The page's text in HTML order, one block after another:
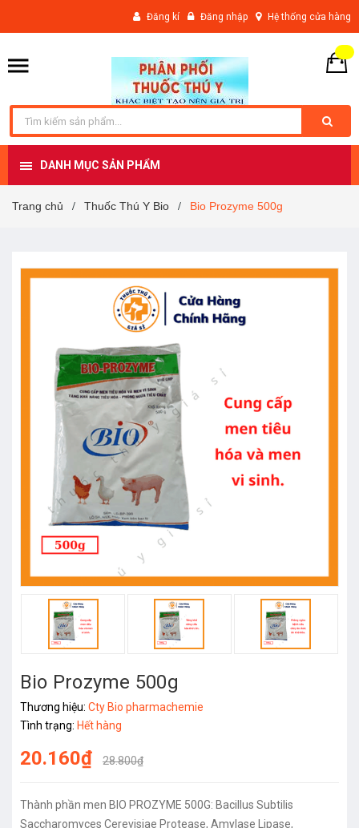
Đăng kí Đăng nhập Hệ thống cửa hàng
DANH MỤC SẢN PHẨM
Trang chủ / Thuốc Thú Y Bio / Bio Prozyme 500g
Bio Prozyme 500g
Thương hiệu: Cty Bio pharmachemie
Tình trạng: Hết hàng
20.160₫ 28.800₫
Thành phần men BIO PROZYME 500G: Bacillus Subtilis
Saccharomyces Cerevisiae Protease, Amylase Lipase,